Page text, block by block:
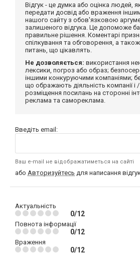
Відгук - це думка або оцінка людей,
передати досвід або враження
нашого сайту з обов'язковою
залишеного відгука. Це допоможе
правильне рішення. Коментарі
спілкування та обговорення, а
питань, що цікавлять.
Не дозволяється: використання
лексики, погроз або образ;
іншими конкуруючими компаніями;
що ображають діяльність компанії і /
розміщення посилань на сторонні
реклама та самореклама.
Введіть email:
Ваш e-mail не відображатиметься на сайті
або Авторизуйтесь для написання
Актуальність
0/12
Повнота інформації
0/12
Враження
0/12